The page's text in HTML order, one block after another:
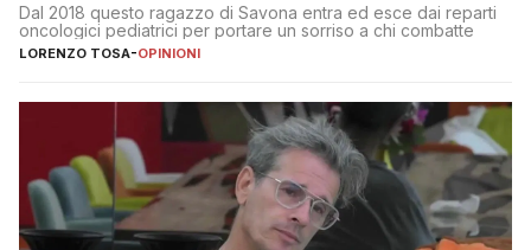
Dal 2018 questo ragazzo di Savona entra ed esce dai reparti
oncologici pediatrici per portare un sorriso a chi combatte
LORENZO TOSA-OPINIONI